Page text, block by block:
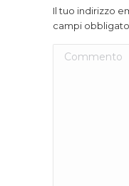
Il tuo indirizzo
campi
Commento